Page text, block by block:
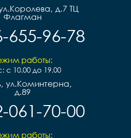
д.7 ТЦ
Флагман
655-96-78
работы:
с 10.00 до 19.00
ул.Коминтерна,
д.89
061-70-00
работы: